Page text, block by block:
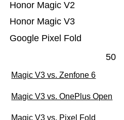
Google Pixel Fold
Honor Magic V3
Honor Magic V2
50
Magic V3 vs. Zenfone 6
Magic V3 vs. OnePlus Open
Magic V3 vs. Pixel Fold